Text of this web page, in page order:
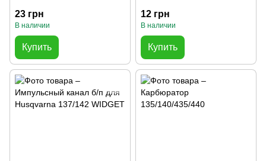
23 грн
В наличии
Купить
12 грн
В наличии
Купить